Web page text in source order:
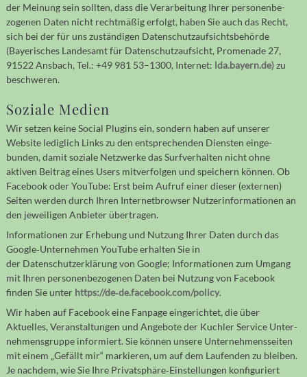
der Meinung sein sollten, dass die Verar­beitung Ihrer per­sonen­be­
zogenen Daten nicht recht­mäßig er­folgt, haben Sie auch das Recht,
sich bei der für uns zu­stän­di­gen Daten­schutz­auf­sichts­behörde
(Bayerisches Landes­amt für Daten­schutz­auf­sicht, Promenade 27,
91522 Ansbach, Tel.: +49 981 53–1300, Internet: lda.bayern.de) zu
beschweren.
Soziale Medien
Wir setzen keine Social Plugins ein, sondern haben auf unserer
Website ledig­lich Links zu den ent­sprechen­den Diensten einge­
bunden, damit soziale Netzwerke das Surf­verhalten nicht ohne
aktiven Beitrag eines Users mit­verfolgen und speichern können. Ob
Facebook oder YouTube: Erst beim Aufruf einer dieser (externen)
Seiten werden durch Ihren Internet­browser Nutzer­infor­ma­tionen an
den jewei­ligen Anbieter über­tragen.
Infor­ma­tionen zur Erhebung und Nutzung Ihrer Daten durch das
Google‐Unternehmen YouTube erhalten Sie in
der Datenschutzerklärung von Google; Informa­tionen zum Umgang
mit Ihren personen­be­zoge­nen Daten bei Nutzung von Facebook
finden Sie unter https://de‐de.facebook.com/policy.
Wir haben auf Facebook eine Fanpage einge­richtet, die über
Aktuelles, Veran­stal­tun­gen und Ange­bote der Kuchler Service Unter­
neh­mens­gruppe infor­miert. Sie können unsere Unter­neh­mens­seiten
mit einem „Gefällt mir“ markieren, um auf dem Laufenden zu bleiben.
Je nach­dem, wie Sie Ihre Privatsphäre‐Ein­stellun­gen konfi­guriert